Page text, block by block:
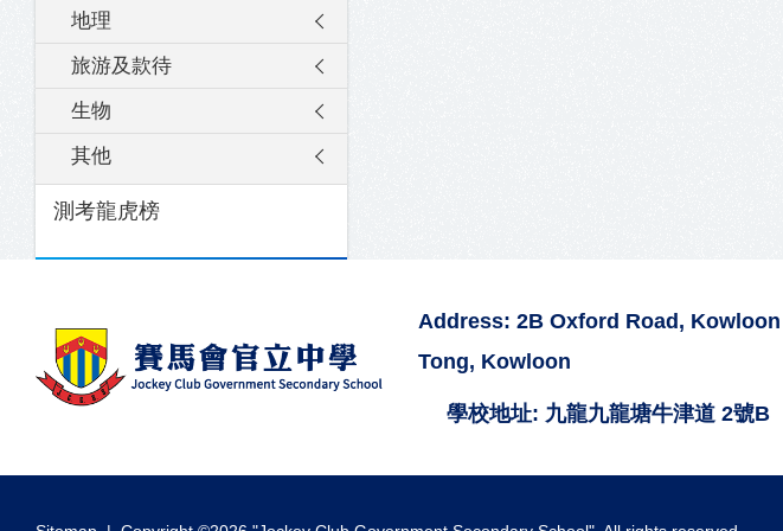
地理
旅游及款待
生物
其他
測考龍虎榜
Address: 2B Oxford Road, Kowloon
Tong, Kowloon
學校地址: 九龍九龍塘牛津道 2號B